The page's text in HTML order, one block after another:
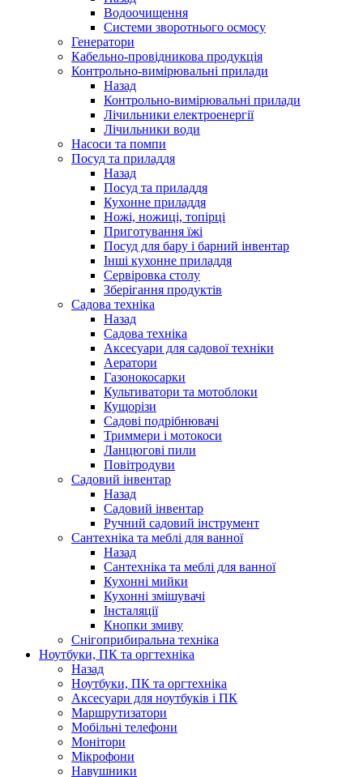
Водоочищення
Системи зворотнього осмосу
Генератори
Кабельно-провідникова продукція
Контрольно-вимірювальні прилади
Назад
Контрольно-вимірювальні прилади
Лічильники електроенергії
Лічильники води
Насоси та помпи
Посуд та приладдя
Назад
Посуд та приладдя
Кухонне приладдя
Ножі, ножиці, топірці
Приготування їжі
Посуд для бару і барний інвентар
Інші кухонне приладдя
Сервіровка столу
Зберігання продуктів
Садова техніка
Назад
Садова техніка
Аксесуари для садової техніки
Аератори
Газонокосарки
Культиватори та мотоблоки
Кущорізи
Садові подрібнювачі
Триммери і мотокоси
Ланцюгові пили
Повітродуви
Садовий інвентар
Назад
Садовий інвентар
Ручний садовий інструмент
Сантехніка та меблі для ванної
Назад
Сантехніка та меблі для ванної
Кухонні мийки
Кухонні змішувачі
Інсталяції
Кнопки змиву
Снігоприбиральна техніка
Ноутбуки, ПК та оргтехніка
Назад
Ноутбуки, ПК та оргтехніка
Аксесуари для ноутбуків і ПК
Маршрутизатори
Мобільні телефони
Монітори
Мікрофони
Навушники